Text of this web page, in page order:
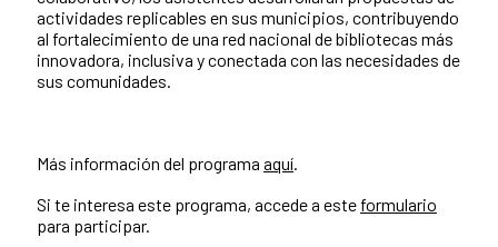
actividades replicables en sus municipios, contribuyendo
al fortalecimiento de una red nacional de bibliotecas más
innovadora, inclusiva y conectada con las necesidades de
sus comunidades.
Más información del programa aquí
Si te interesa este programa, accede a este formulario
para participar.